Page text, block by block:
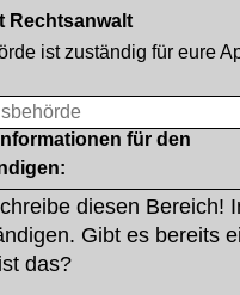
Rechtsanwalt
ist zuständig für eure
für den